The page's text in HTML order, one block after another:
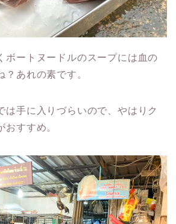
ボートヌードルのスープには血の
？あれの素です。
は手に入りづらいので、やはりク
おすすめ。